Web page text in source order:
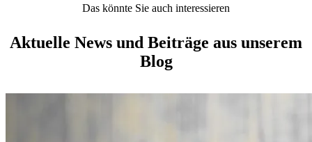
Das könnte Sie auch interessieren
Aktuelle News und Beiträge aus unserem
Blog